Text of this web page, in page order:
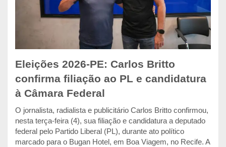
Eleições 2026-PE: Carlos Britto
confirma filiação ao PL e candidatura
à Câmara Federal
O jornalista, radialista e publicitário Carlos Britto confirmou,
nesta terça-feira (4), sua filiação e candidatura a deputado
federal pelo Partido Liberal (PL), durante ato político
marcado para o Bugan Hotel, em Boa Viagem, no Recife. A